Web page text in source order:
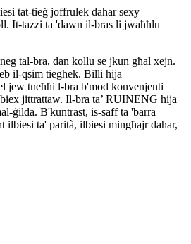
tat-tieġ joffrulek dahar sexy
It-tazzi ta 'dawn il-bras li jwaħħlu
tal-bra, dan kollu se jkun għal xejn.
il-qsim tiegħek. Billi hija
jew tneħħi l-bra b'mod konvenjenti
jittrattaw. Il-bra ta’ RUINENG hija
ġilda. B'kuntrast, is-saff ta 'barra
ta' parità, ilbiesi mingħajr dahar,